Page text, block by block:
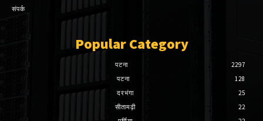
संपर्क
Popular Category
पटना
2297
पटना
128
दरभंगा
25
सीतामढ़ी
22